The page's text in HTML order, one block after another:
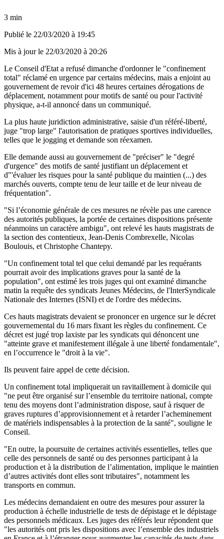
3 min
Publié le 22/03/2020 à 19:45
Mis à jour le 22/03/2020 à 20:26
Le Conseil d'Etat a refusé dimanche d'ordonner le "confinement
total" réclamé en urgence par certains médecins, mais a enjoint au
gouvernement de revoir d'ici 48 heures certaines dérogations de
déplacement, notamment pour motifs de santé ou pour l'activité
physique, a-t-il annoncé dans un communiqué.
La plus haute juridiction administrative, saisie d'un référé-liberté,
juge "trop large" l'autorisation de pratiques sportives individuelles,
telles que le jogging et demande son réexamen.
Elle demande aussi au gouvernement de "préciser" le "degré
d'urgence" des motifs de santé justifiant un déplacement et
d"'évaluer les risques pour la santé publique du maintien (...) des
marchés ouverts, compte tenu de leur taille et de leur niveau de
fréquentation".
"Si l’économie générale de ces mesures ne révèle pas une carence
des autorités publiques, la portée de certaines dispositions présente
néanmoins un caractère ambigu", ont relevé les hauts magistrats de
la section des contentieux, Jean-Denis Combrexelle, Nicolas
Boulouis, et Christophe Chantepy.
"Un confinement total tel que celui demandé par les requérants
pourrait avoir des implications graves pour la santé de la
population", ont estimé les trois juges qui ont examiné dimanche
matin la requête des syndicats Jeunes Médecins, de l'InterSyndicale
Nationale des Internes (ISNI) et de l'ordre des médecins.
Ces hauts magistrats devaient se prononcer en urgence sur le décret
gouvernemental du 16 mars fixant les règles du confinement. Ce
décret est jugé trop laxiste par les syndicats qui dénoncent une
"atteinte grave et manifestement illégale à une liberté fondamentale",
en l’occurrence le "droit à la vie".
Ils peuvent faire appel de cette décision.
Un confinement total impliquerait un ravitaillement à domicile qui
"ne peut être organisé sur l’ensemble du territoire national, compte
tenu des moyens dont l’administration dispose, sauf à risquer de
graves ruptures d’approvisionnement et à retarder l’acheminement
de matériels indispensables à la protection de la santé", souligne le
Conseil.
"En outre, la poursuite de certaines activités essentielles, telles que
celle des personnels de santé ou des personnes participant à la
production et à la distribution de l’alimentation, implique le maintien
d’autres activités dont elles sont tributaires", notamment les
transports en commun.
Les médecins demandaient en outre des mesures pour assurer la
production à échelle industrielle de tests de dépistage et le dépistage
des personnels médicaux. Les juges des référés leur répondent que
"les autorités ont pris les dispositions avec l’ensemble des industriels